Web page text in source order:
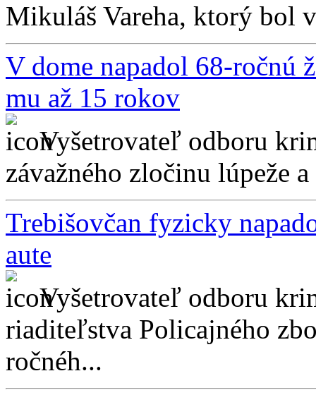
Mikuláš Vareha, ktorý bol
V dome napadol 68-ročnú
mu až 15 rokov
Vyšetrovateľ odboru
závažného zločinu lúpeže
Trebišovčan fyzicky
aute
Vyšetrovateľ odboru
riaditeľstva Policajného
ročnéh...